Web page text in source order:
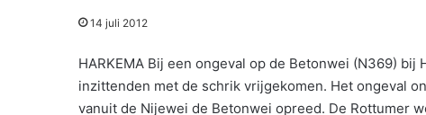
14 juli 2012
HARKEMA Bij een ongeval op de Betonwei (N369)
inzittenden met de schrik vrijgekomen. Het ongeval
vanuit de Nijewei de Betonwei opreed. De Rottumer